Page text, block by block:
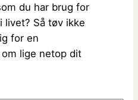
du har brug for
Så tøv ikke
for en
lige netop dit